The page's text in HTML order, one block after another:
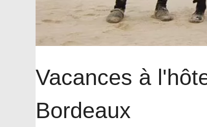
Vacances à
Bordeaux